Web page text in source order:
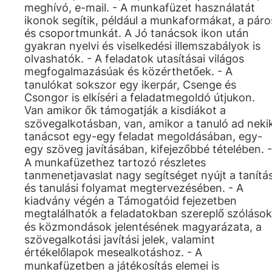
meghívó, e-mail. - A munkafüzet használatát
ikonok segítik, például a munkaformákat, a
és csoportmunkát. A Jó tanácsok ikon után
gyakran nyelvi és viselkedési illemszabályok is
olvashatók. - A feladatok utasításai világos
megfogalmazásúak és közérthetőek. - A
tanulókat sokszor egy ikerpár, Csenge és
Csongor is elkíséri a feladatmegoldó útjukon.
Van amikor ők támogatják a kisdiákot a
szövegalkotásban, van, amikor a tanuló ad
tanácsot egy-egy feladat megoldásában, egy-
egy szöveg javításában, kifejezőbbé tételében. -
A munkafüzethez tartozó részletes
tanmenetjavaslat nagy segítséget nyújt a
és tanulási folyamat megtervezésében. - A
kiadvány végén a Támogatóid fejezetben
megtalálhatók a feladatokban szereplő szólások
és közmondások jelentésének magyarázata, a
szövegalkotási javítási jelek, valamint
értékelőlapok mesealkotáshoz. - A
munkafüzetben a játékosítás elemei is